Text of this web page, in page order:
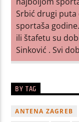
Srbić drugi
sportaša
ili štafetu su
Sinković . Svi
BY TAG
ANTENA ZAGREB